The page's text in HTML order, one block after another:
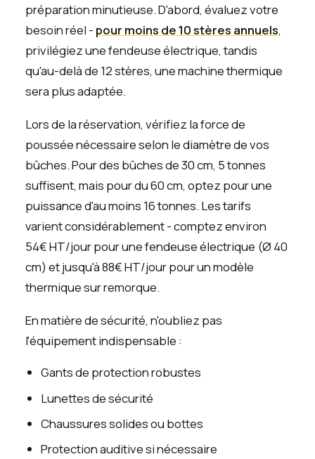
préparation minutieuse. D'abord, évaluez votre
besoin réel - pour moins de 10 stères annuels,
privilégiez une fendeuse électrique, tandis
qu'au-delà de 12 stères, une machine thermique
sera plus adaptée.
Lors de la réservation, vérifiez la force de
poussée nécessaire selon le diamètre de vos
bûches. Pour des bûches de 30 cm, 5 tonnes
suffisent, mais pour du 60 cm, optez pour une
puissance d'au moins 16 tonnes. Les tarifs
varient considérablement - comptez environ
54€ HT/jour pour une fendeuse électrique (Ø 40
cm) et jusqu'à 88€ HT/jour pour un modèle
thermique sur remorque.
En matière de sécurité, n'oubliez pas
l'équipement indispensable :
Gants de protection robustes
Lunettes de sécurité
Chaussures solides ou bottes
Protection auditive si nécessaire